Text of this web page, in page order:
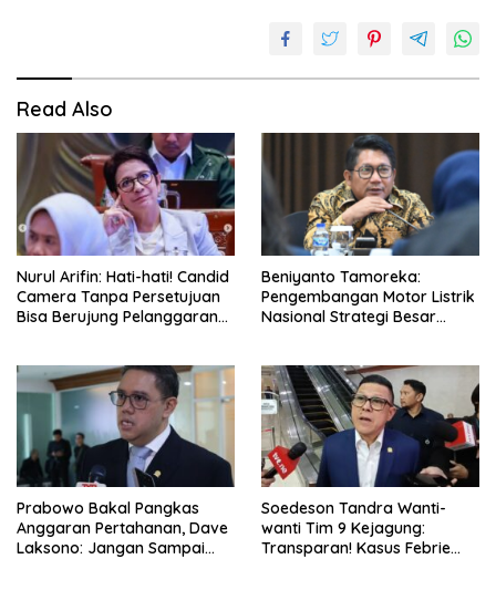
Read Also
Nurul Arifin: Hati-hati! Candid
Camera Tanpa Persetujuan
Bisa Berujung Pelanggaran
Beniyanto Tamoreka:
Pengembangan Motor Listrik
Nasional Strategi Besar
Prabowo Bakal Pangkas
Anggaran Pertahanan, Dave
Laksono: Jangan Sampai
Soedeson Tandra Wanti-
wanti Tim 9 Kejagung:
Transparan! Kasus Febrie